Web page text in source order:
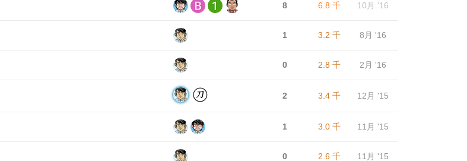
8 6.8 千 10月 '16
1 3.2 千 8月 '16
0 2.8 千 2月 '16
2 3.4 千 12月 '15
1 3.0 千 11月 '15
0 2.6 千 11月 '15